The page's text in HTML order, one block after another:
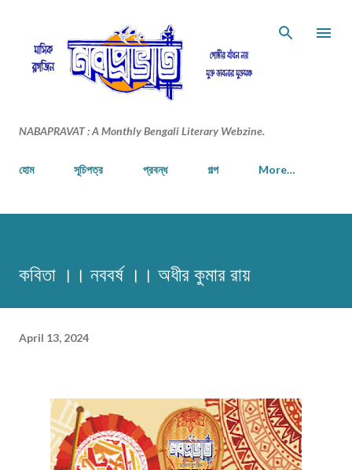
NABAPRAVAT : A Monthly Bengali Literary Webzine.
হোম সূচিপত্র প্রবন্ধ গল্প More…
কবিতা ।। নববর্ষ ।। অধীর কুমার রায়
April 13, 2024